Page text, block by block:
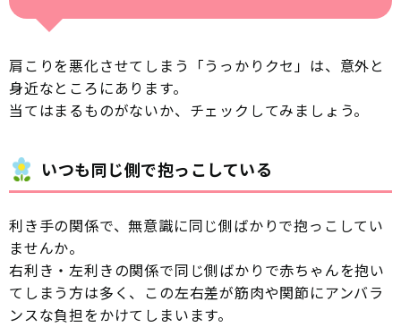
肩こりを悪化させてしまう「うっかりクセ」は、意外と
身近なところにあります。
当てはまるものがないか、チェックしてみましょう。
いつも同じ側で抱っこしている
利き手の関係で、無意識に同じ側ばかりで抱っこしてい
ませんか。
右利き・左利きの関係で同じ側ばかりで赤ちゃんを抱い
てしまう方は多く、この左右差が筋肉や関節にアンバラ
ンスな負担をかけてしまいます。